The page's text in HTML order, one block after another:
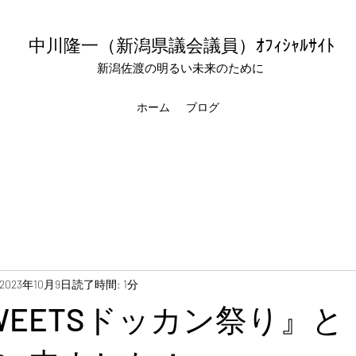
中川隆一（新潟県議会議員 ）ｵﾌｨｼｬﾙｻｲﾄ
新潟佐渡の明るい未来のために
ホーム ブログ
ドッカン祭り』と
2023年10月9日読了時間: 1分